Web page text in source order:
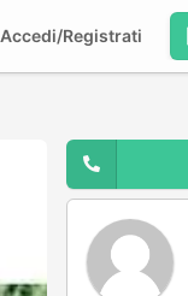
Accedi/Registrati